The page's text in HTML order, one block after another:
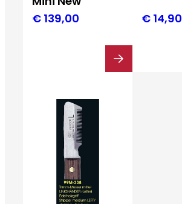
€ 139,00 € 14,90